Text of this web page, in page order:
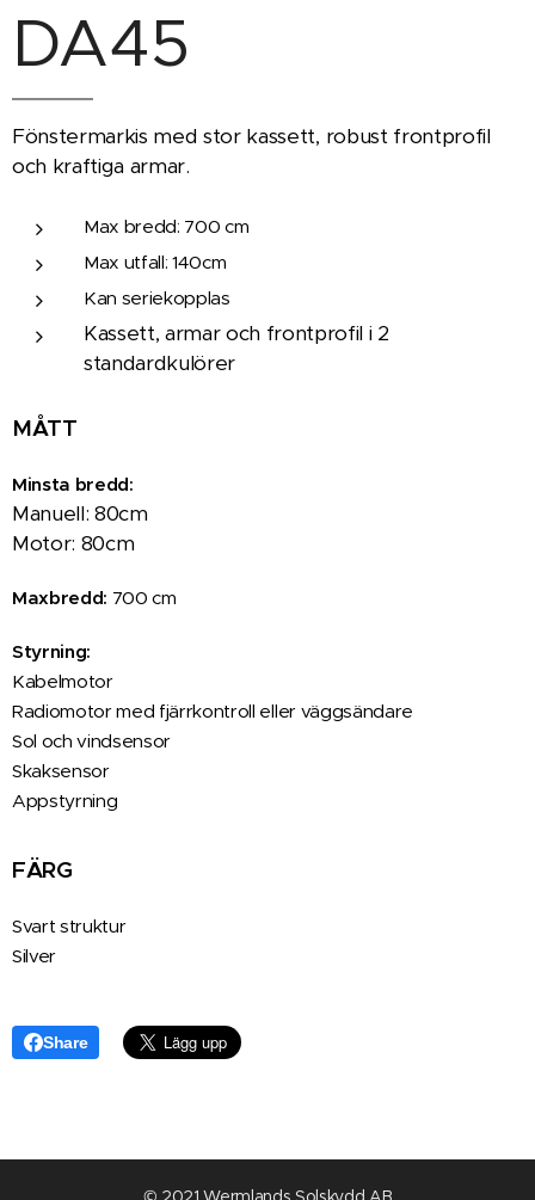
DA45
Fönstermarkis med stor kassett, robust frontprofil
och kraftiga armar.
Max bredd: 700 cm
Max utfall: 140cm
Kan seriekopplas
Kassett, armar och frontprofil i 2
standardkulörer
MÅTT
Minsta bredd:
Manuell: 80cm
Motor: 80cm
Maxbredd: 700 cm
Styrning:
Kabelmotor
Radiomotor med fjärrkontroll eller väggsändare
Sol och vindsensor
Skaksensor
Appstyrning
FÄRG
Svart struktur
Silver
Share